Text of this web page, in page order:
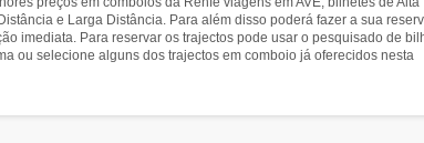
e Larga Distância. Para além disso poderá fazer a sua
imediata. Para reservar os trajectos pode usar o pesquisado de
ou selecione alguns dos trajectos em comboio já oferecidos nesta